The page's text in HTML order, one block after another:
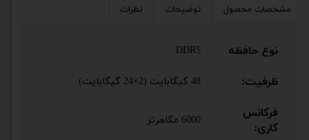
مشخصات محصول توضیحات نظرات
نوع حافظه DDR5
ظرفیت: 48 گیگابایت (2×24 گیگابایت)
فرکانس
کاری:
6000 مگاهرتز